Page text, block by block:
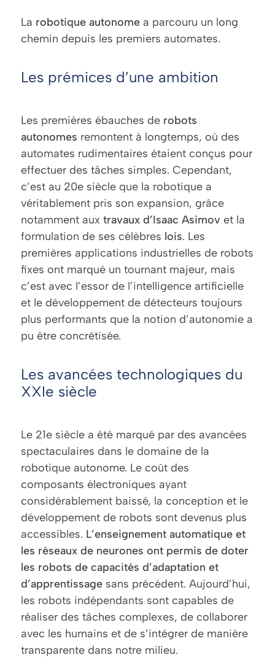
La robotique autonome a parcouru un long
chemin depuis les premiers automates.
Les prémices d’une ambition
Les premières ébauches de robots
autonomes remontent à longtemps, où des
automates rudimentaires étaient conçus pour
effectuer des tâches simples. Cependant,
c’est au 20e siècle que la robotique a
véritablement pris son expansion, grâce
notamment aux travaux d’Isaac Asimov et la
formulation de ses célèbres lois. Les
premières applications industrielles de robots
fixes ont marqué un tournant majeur, mais
c’est avec l’essor de l’intelligence artificielle
et le développement de détecteurs toujours
plus performants que la notion d’autonomie a
pu être concrétisée.
Les avancées technologiques du
XXIe siècle
Le 21e siècle a été marqué par des avancées
spectaculaires dans le domaine de la
robotique autonome. Le coût des
composants électroniques ayant
considérablement baissé, la conception et le
développement de robots sont devenus plus
accessibles. L’enseignement automatique et
les réseaux de neurones ont permis de doter
les robots de capacités d’adaptation et
d’apprentissage sans précédent. Aujourd’hui,
les robots indépendants sont capables de
réaliser des tâches complexes, de collaborer
avec les humains et de s’intégrer de manière
transparente dans notre milieu.